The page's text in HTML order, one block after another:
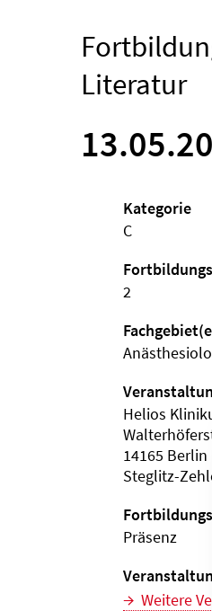
Literatur
Kategorie
C
2
Helios
14165 Berlin
Steglitz-
Präsenz
Weitere